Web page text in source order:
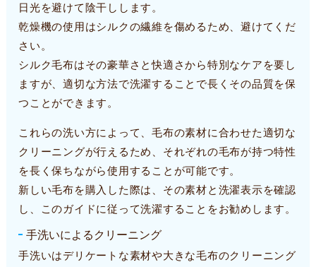
日光を避けて陰干しします。
乾燥機の使用はシルクの繊維を傷めるため、避けてくだ
さい。
シルク毛布はその豪華さと快適さから特別なケアを要し
ますが、適切な方法で洗濯することで長くその品質を保
つことができます。
これらの洗い方によって、毛布の素材に合わせた適切な
クリーニングが行えるため、それぞれの毛布が持つ特性
を長く保ちながら使用することが可能です。
新しい毛布を購入した際は、その素材と洗濯表示を確認
し、このガイドに従って洗濯することをお勧めします。
手洗いによるクリーニング
手洗いはデリケートな素材や大きな毛布のクリーニング